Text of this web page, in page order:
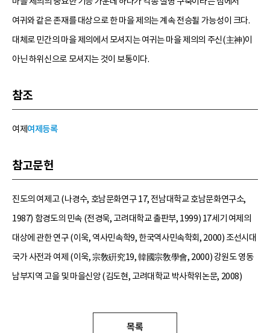
여귀와 같은 존재를 대상으로 한 마을 제의는 계속 전승될 가능성이 크다.
대체로 민간의 마을 제의에서 모셔지는 여귀는 마을 제의의 주신(主神)이
아닌 하위신으로 모셔지는 것이 보통이다.
참조
여제 여제등록
참고문헌
진도의 여제고 (나경수, 호남문화연구 17, 전남대학교 호남문화연구소,
1987) 함경도의 민속 (전경욱, 고려대학교 출판부, 1999) 17세기 여제의
대상에 관한 연구 (이욱, 역사민속학9, 한국역사민속학회, 2000) 조선시대
국가 사전과 여제 (이욱, 宗敎硏究19, 韓國宗敎學會, 2000) 강원도 영동
남부지역 고을 및 마을신앙 (김도현, 고려대학교 박사학위논문, 2008)
목록